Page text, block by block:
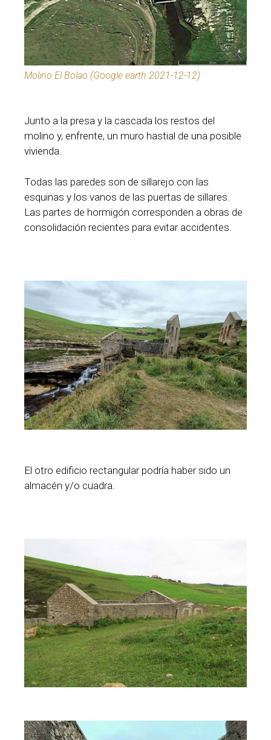
Molino El Bolao (Google earth 2021-12-12)
Junto a la presa y la cascada los restos del
molino y, enfrente, un muro hastial de una posible
vivienda.
Todas las paredes son de sillarejo con las
esquinas y los vanos de las puertas de sillares.
Las partes de hormigón corresponden a obras de
consolidación recientes para evitar accidentes.
El otro edificio rectangular podría haber sido un
almacén y/o cuadra.